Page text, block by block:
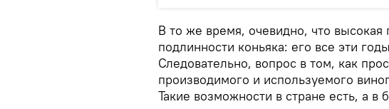
В то же время, очевидно, что
подлинности коньяка: его все эти
Следовательно, вопрос в том, как
производимого и используемого
Такие возможности в стране есть, а